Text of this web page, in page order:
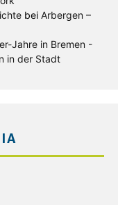
bei Arbergen –
Jahre in Bremen -
in der Stadt